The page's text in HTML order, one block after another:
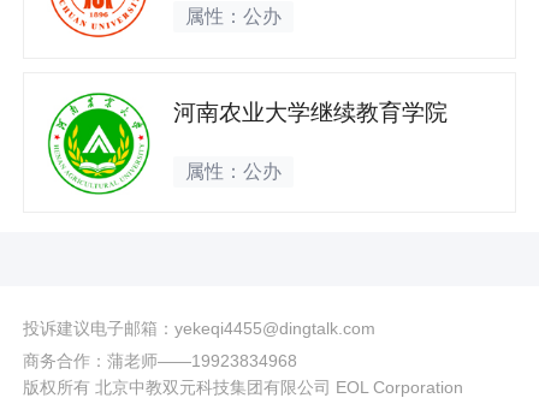
属性：公办
河南农业大学继续教育学院
属性：公办
投诉建议电子邮箱：yekeqi4455@dingtalk.com
商务合作：蒲老师——19923834968
版权所有 北京中教双元科技集团有限公司 EOL Corporation